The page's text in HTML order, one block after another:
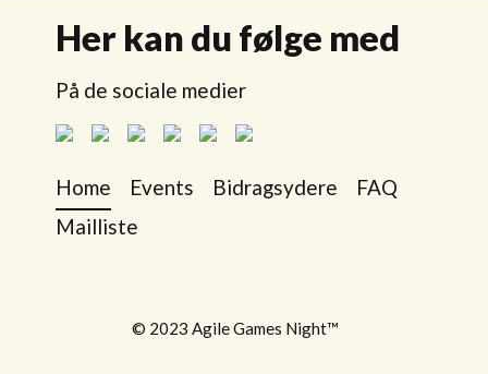
Her kan du følge med
På de sociale medier
Home Events Bidragsydere
FAQ
Mailliste
© 2023 Agile Games Night™